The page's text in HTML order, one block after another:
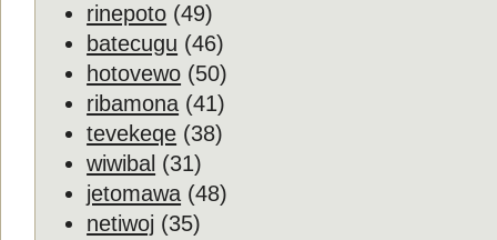
rinepoto (49)
batecugu (46)
hotovewo (50)
ribamona (41)
tevekeqe (38)
wiwibal (31)
jetomawa (48)
netiwoj (35)